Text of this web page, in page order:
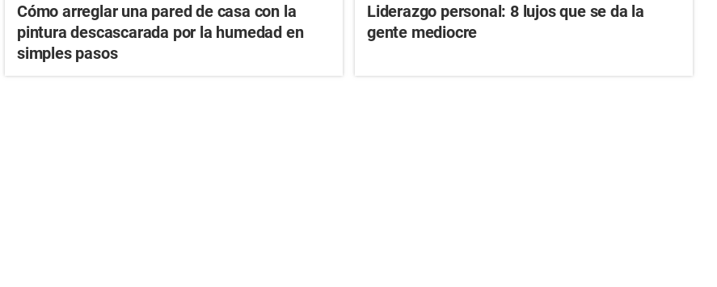
Cómo arreglar una pared de casa con la
pintura descascarada por la humedad en
simples pasos
Liderazgo personal: 8 lujos que se da la
gente mediocre